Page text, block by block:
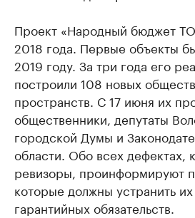
Проект «Народный бюджет
2018 года. Первые объекты
2019 году. За три года его
построили 108 новых
пространств. С 17 июня их
общественники, депутаты
городской Думы и
области. Обо всех дефектах,
ревизоры, проинформируют
которые должны устранить
гарантийных обязательств.